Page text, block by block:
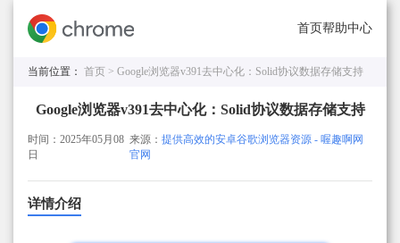
首页帮助中心
当前位置： 首页 > Google浏览器v391去中心化：Solid协议数据存储支持
Google浏览器v391去中心化：Solid协议数据存储支持
时间：2025年05月08
日
来源：提供高效的安卓谷歌浏览器资源 - 喔趣啊网
官网
详情介绍